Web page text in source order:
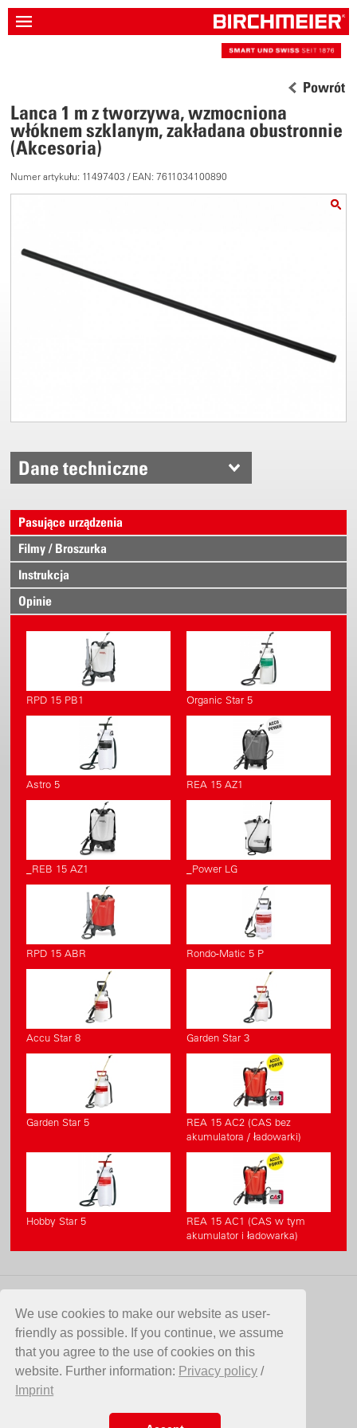
We use cookies to make our website as user-
friendly as possible. If you continue, we assume
that you agree to the use of cookies on this
website. Further information: Privacy policy /
Imprint
Powrót
Lanca 1 m z tworzywa, wzmocniona
włóknem szklanym, zakładana obustronnie
(Akcesoria)
Numer artykułu: 11497403 / EAN: 7611034100890
Dane techniczne
Pasujące urządzenia
Filmy / Broszurka
Instrukcja
Opinie
RPD 15 PB1 Organic Star 5
Astro 5 REA 15 AZ1
_REB 15 AZ1 _Power LG
RPD 15 ABR Rondo-Matic 5 P
Accu Star 8 Garden Star 3
Garden Star 5
REA 15 AC2 (CAS bez
akumulatora / ładowarki)
Hobby Star 5
REA 15 AC1 (CAS w tym
akumulator i ładowarka)
KONTAKT
Birchmeier Sprühtechnik AG
Im Stetterfeld 1
5608 Stetten
Switzerland
info@birchmeier.com